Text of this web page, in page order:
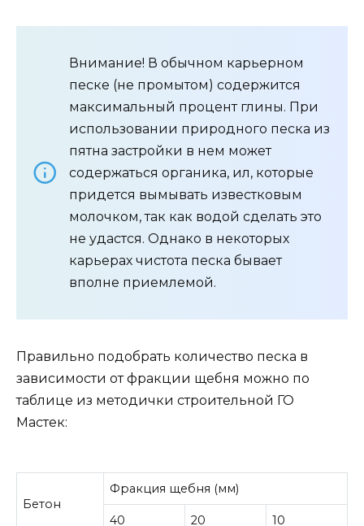
Внимание! В обычном карьерном
песке (не промытом) содержится
максимальный процент глины. При
использовании природного песка из
пятна застройки в нем может
содержаться органика, ил, которые
придется вымывать известковым
молочком, так как водой сделать это
не удастся. Однако в некоторых
карьерах чистота песка бывает
вполне приемлемой.
Правильно подобрать количество песка в
зависимости от фракции щебня можно по
таблице из методички строительной ГО
Мастек:
Бетон
Фракция щебня (мм)
40 20 10